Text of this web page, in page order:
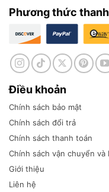
Phương thức
Điều khoản
Chính sách bảo mật
Chính sách đổi trả
Chính sách thanh toán
Chính sách vận chuyển và
Giới thiệu
Liên hệ